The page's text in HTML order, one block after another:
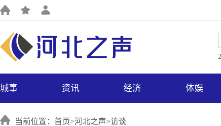
城事 资讯 经济 体娱
当前位置：首页>河北之声>访谈